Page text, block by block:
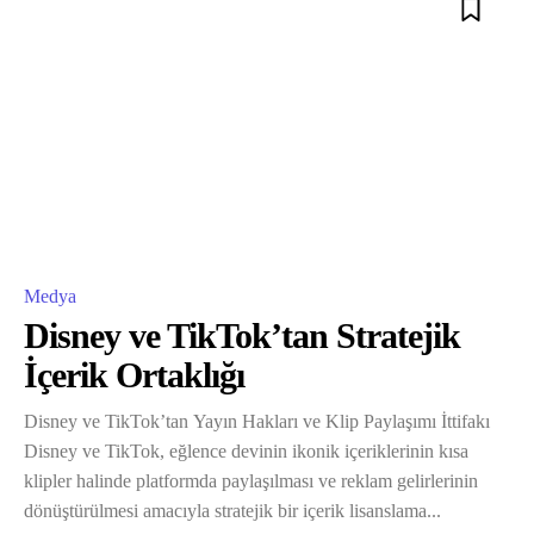
Medya
Disney ve TikTok’tan Stratejik
İçerik Ortaklığı
Disney ve TikTok’tan Yayın Hakları ve Klip Paylaşımı İttifakı
Disney ve TikTok, eğlence devinin ikonik içeriklerinin kısa
klipler halinde platformda paylaşılması ve reklam gelirlerinin
dönüştürülmesi amacıyla stratejik bir içerik lisanslama...